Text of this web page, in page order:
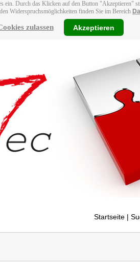
ein. Durch das Klicken auf den Button "Akzeptieren"
Widerspruchsmöglichkeiten finden Sie im Bereich
zulassen Akzeptieren
Startseite |